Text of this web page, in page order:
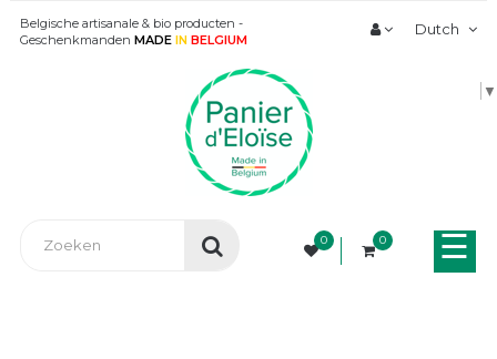
Belgische artisanale & bio producten -
Geschenkmanden MADE IN BELGIUM
Dutch
▼
0 0 ☰